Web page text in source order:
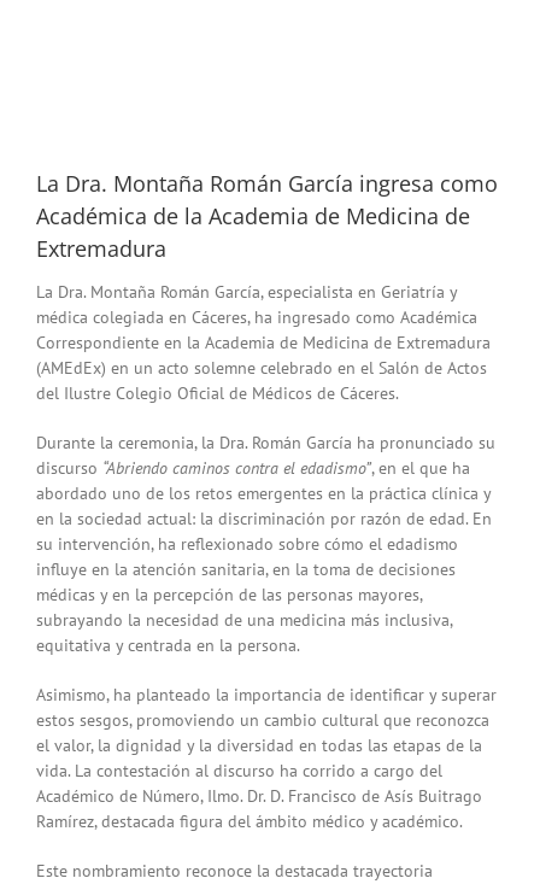
La Dra. Montaña Román García ingresa como
Académica de la Academia de Medicina de
Extremadura
La Dra. Montaña Román García, especialista en Geriatría y
médica colegiada en Cáceres, ha ingresado como Académica
Correspondiente en la Academia de Medicina de Extremadura
(AMEdEx) en un acto solemne celebrado en el Salón de Actos
del Ilustre Colegio Oficial de Médicos de Cáceres.
Durante la ceremonia, la Dra. Román García ha pronunciado su
discurso “Abriendo caminos contra el edadismo”, en el que ha
abordado uno de los retos emergentes en la práctica clínica y
en la sociedad actual: la discriminación por razón de edad. En
su intervención, ha reflexionado sobre cómo el edadismo
influye en la atención sanitaria, en la toma de decisiones
médicas y en la percepción de las personas mayores,
subrayando la necesidad de una medicina más inclusiva,
equitativa y centrada en la persona.
Asimismo, ha planteado la importancia de identificar y superar
estos sesgos, promoviendo un cambio cultural que reconozca
el valor, la dignidad y la diversidad en todas las etapas de la
vida. La contestación al discurso ha corrido a cargo del
Académico de Número, Ilmo. Dr. D. Francisco de Asís Buitrago
Ramírez, destacada figura del ámbito médico y académico.
Este nombramiento reconoce la destacada trayectoria